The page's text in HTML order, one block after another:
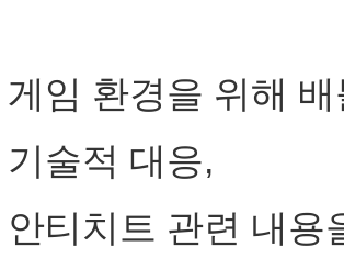
게임 환경을 위해
기술적 대응,
티치트 관련 내용